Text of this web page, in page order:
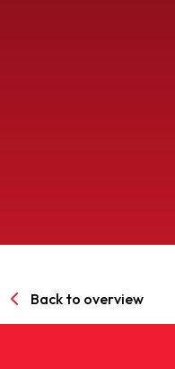
Back to overview